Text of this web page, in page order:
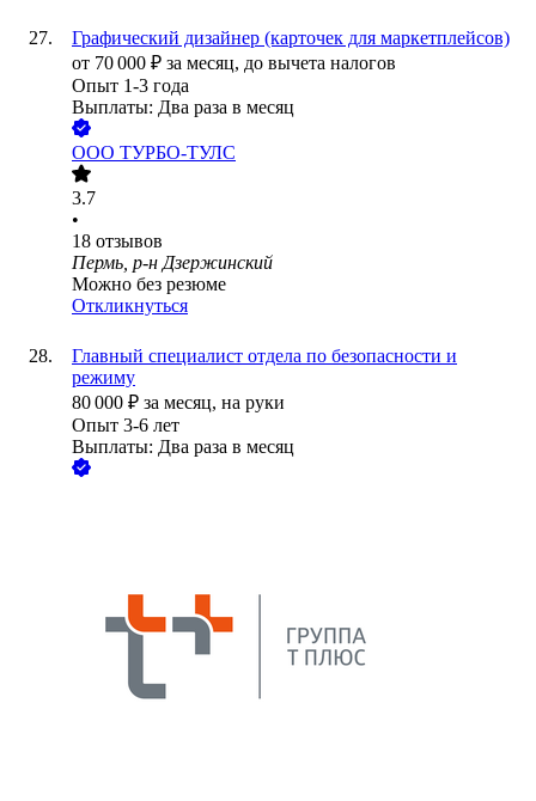
Графический дизайнер (карточек для маркетплейсов)
от 70 000 ₽ за месяц, до вычета налогов
Опыт 1-3 года
Выплаты: Два раза в месяц
ООО ТУРБО-ТУЛС
3.7
•
18 отзывов
Пермь, р-н Дзержинский
Можно без резюме
Откликнуться
Главный специалист отдела по безопасности и
режиму
80 000 ₽ за месяц, на руки
Опыт 3-6 лет
Выплаты: Два раза в месяц